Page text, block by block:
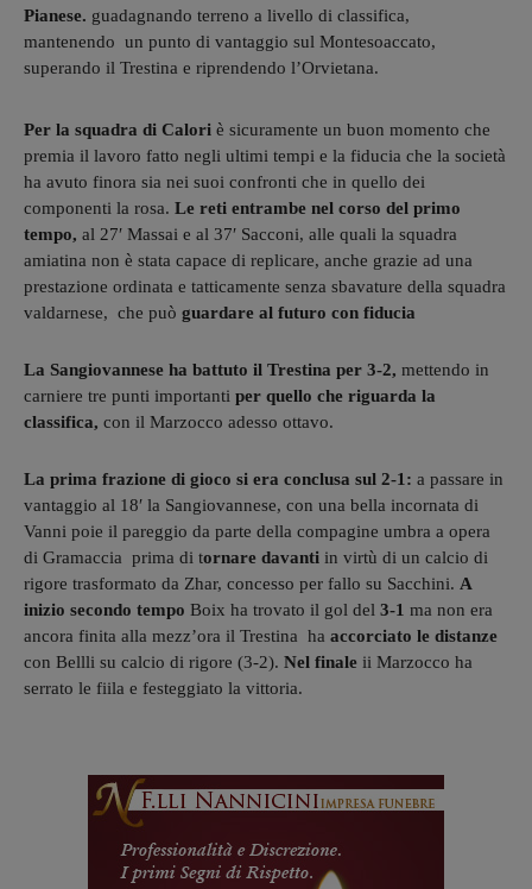
Pianese. guadagnando terreno a livello di classifica,
mantenendo un punto di vantaggio sul Montesoaccato,
superando il Trestina e riprendendo l’Orvietana.
Per la squadra di Calori è sicuramente un buon momento che
premia il lavoro fatto negli ultimi tempi e la fiducia che la società
ha avuto finora sia nei suoi confronti che in quello dei
componenti la rosa. Le reti entrambe nel corso del primo
tempo, al 27′ Massai e al 37′ Sacconi, alle quali la squadra
amiatina non è stata capace di replicare, anche grazie ad una
prestazione ordinata e tatticamente senza sbavature della squadra
valdarnese, che può guardare al futuro con fiducia
La Sangiovannese ha battuto il Trestina per 3-2, mettendo in
carniere tre punti importanti per quello che riguarda la
classifica, con il Marzocco adesso ottavo.
La prima frazione di gioco si era conclusa sul 2-1: a passare in
vantaggio al 18′ la Sangiovannese, con una bella incornata di
Vanni poie il pareggio da parte della compagine umbra a opera
di Gramaccia prima di tornare davanti in virtù di un calcio di
rigore trasformato da Zhar, concesso per fallo su Sacchini. A
inizio secondo tempo Boix ha trovato il gol del 3-1 ma non era
ancora finita alla mezz’ora il Trestina ha accorciato le distanze
con Bellli su calcio di rigore (3-2). Nel finale ii Marzocco ha
serrato le fiila e festeggiato la vittoria.